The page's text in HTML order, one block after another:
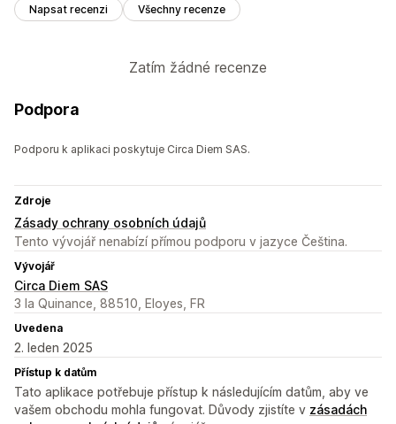
Napsat recenzi Všechny recenze
Zatím žádné recenze
Podpora
Podporu k aplikaci poskytuje Circa Diem SAS.
Zdroje
Zásady ochrany osobních údajů
Tento vývojář nenabízí přímou podporu v jazyce Čeština.
Vývojář
Circa Diem SAS
3 la Quinance, 88510, Eloyes, FR
Uvedena
2. leden 2025
Přístup k datům
Tato aplikace potřebuje přístup k následujícím datům, aby ve
vašem obchodu mohla fungovat. Důvody zjistíte v zásadách